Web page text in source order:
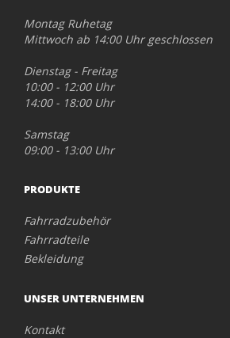
Montag Ruhetag
Mittwoch ab 14:00 Uhr geschlossen
Dienstag - Freitag
10:00 - 12:00 Uhr
14:00 - 18:00 Uhr
Samstag
09:00 - 13:00 Uhr
PRODUKTE
Fahrradzubehör
Fahrradteile
Bekleidung
UNSER UNTERNEHMEN
Kontakt